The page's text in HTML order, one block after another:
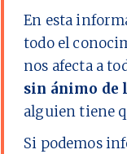
En esta
todo el
nos afecta a
sin ánimo de
alguien tiene
Si podemos